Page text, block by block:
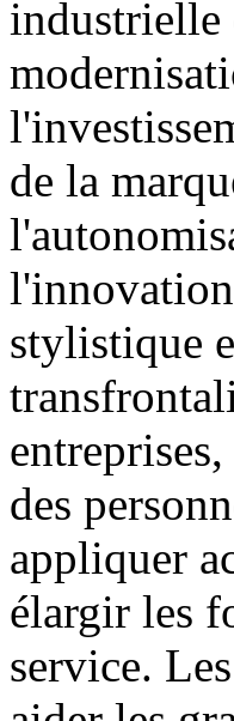
industrielle
de la
stylistique
des
appliquer
élargir les
service.